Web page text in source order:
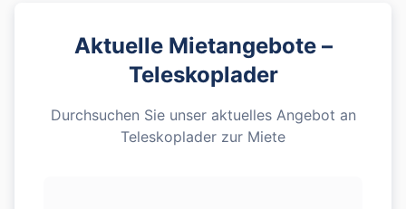
Aktuelle Mietangebote –
Teleskoplader
Durchsuchen Sie unser aktuelles Angebot an
Teleskoplader zur Miete